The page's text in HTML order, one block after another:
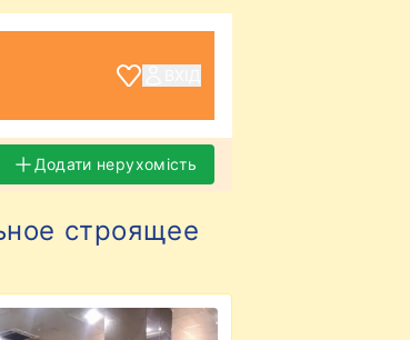
Додати нерухомість
строящее